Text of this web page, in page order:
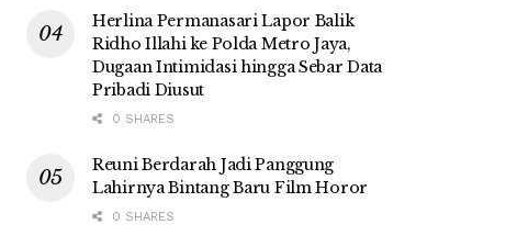
Herlina Permanasari Lapor Balik
Ridho Illahi ke Polda Metro Jaya,
Dugaan Intimidasi hingga Sebar Data
Pribadi Diusut
0 SHARES
Reuni Berdarah Jadi Panggung
Lahirnya Bintang Baru Film Horor
0 SHARES